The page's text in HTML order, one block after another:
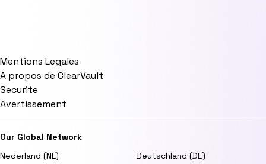
Mentions Legales
A propos de ClearVault
Securite
Avertissement
Our Global Network
Nederland (NL)
Deutschland (DE)